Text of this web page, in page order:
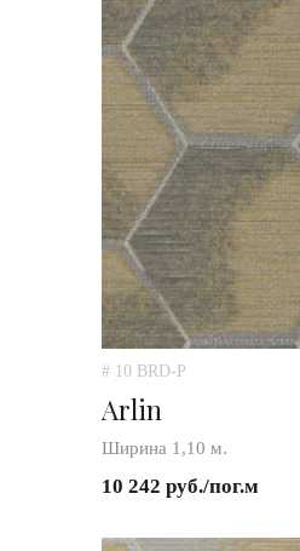
# 10 BRD-P
Arlin
Ширина 1,10 м.
10 242 руб./пог.м